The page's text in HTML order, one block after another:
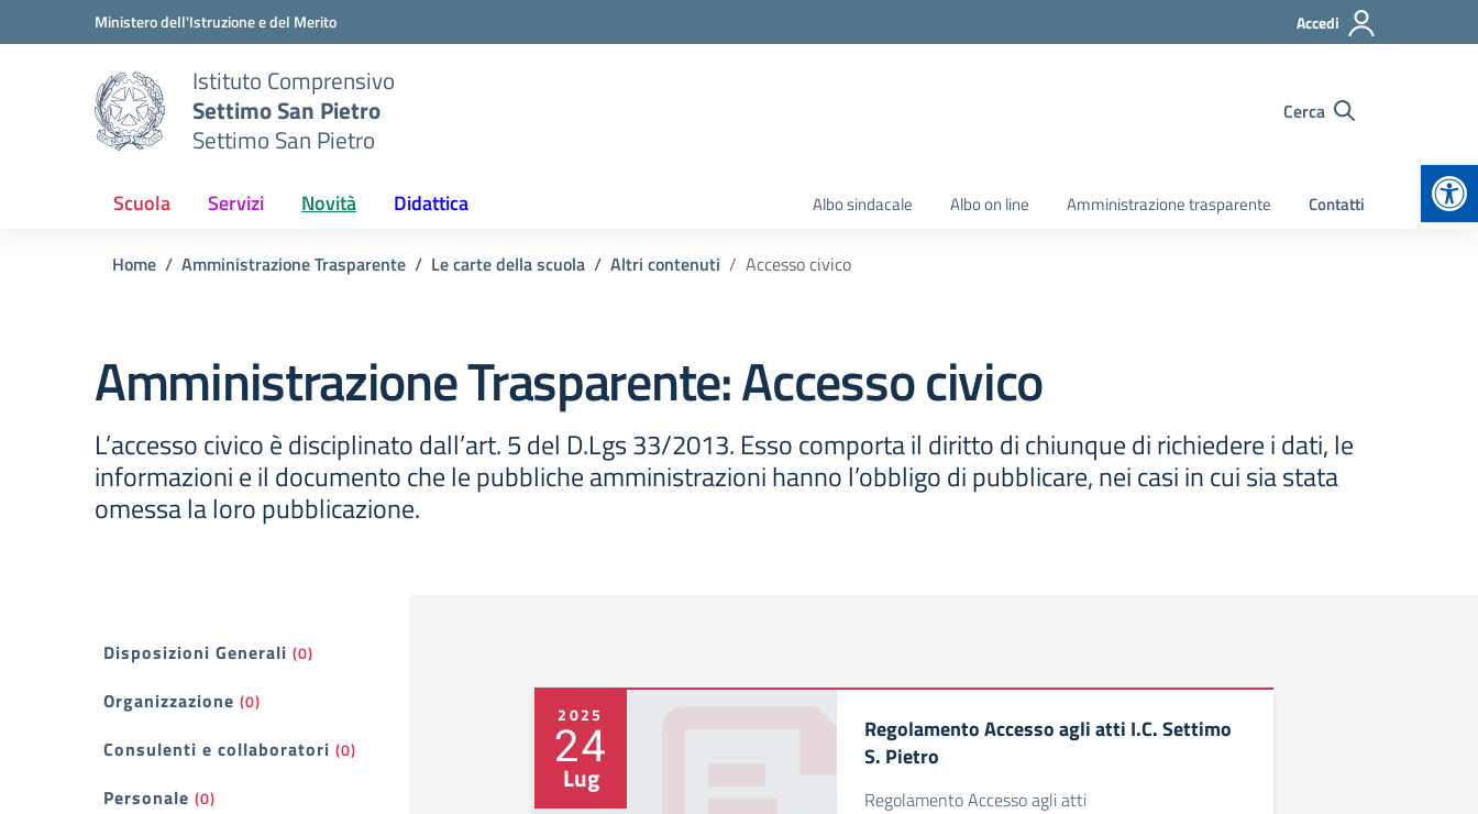
Vai ai contenuti
Vai al menu di navigazioneMinistero dell'Istruzione e del Merito Accedi
Istituto Comprensivo
Settimo San Pietro
Settimo San Pietro
Cerca
Scuola Servizi Novità Didattica Albo sindacale Albo on line Amministrazione trasparente Contatti
Home Amministrazione Trasparente Le carte della scuola Altri contenuti Accesso civico
Amministrazione Trasparente:Accesso civico
L’accesso civico è disciplinato dall’art. 5 del D.Lgs 33/2013. Esso comporta il diritto di chiunque di richiedere i dati, le
informazioni e il documento che le pubbliche amministrazioni hanno l’obbligo di pubblicare, nei casi in cui sia stata
omessa la loro pubblicazione.
Filtri
Disposizioni Generali (0)
Organizzazione (0)
Consulenti e collaboratori (0)
Personale (0)
2025
24
Lug
Regolamento Accesso agli atti I.C. Settimo
S. Pietro
Regolamento Accesso agli atti